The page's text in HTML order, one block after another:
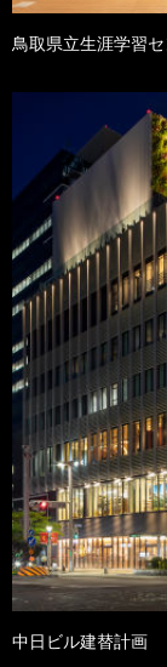
鳥取県立生涯学習
中日ビル建替計画